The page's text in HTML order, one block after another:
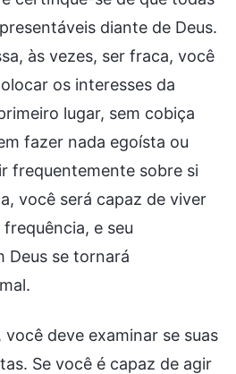
diante de Deus.
às vezes, ser fraca, você
os interesses da
lugar, sem cobiça
fazer nada egoísta ou
frequentemente sobre si
você será capaz de viver
e seu
Deus se tornará
deve examinar se suas
Se você é capaz de agir